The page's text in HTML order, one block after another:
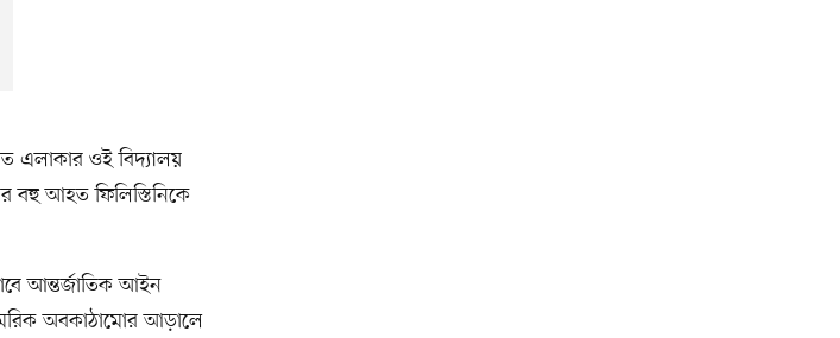
এলাকার ওই বিদ্যালয়
বহু আহত ফিলিস্তিনিকে
আন্তর্জাতিক আইন
অবকাঠামোর আড়ালে